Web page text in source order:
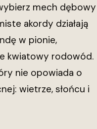
mech dębowy
akordy działają
w pionie,
kwiatowy rodowód.
nie opowiada o
wietrze, słońcu i